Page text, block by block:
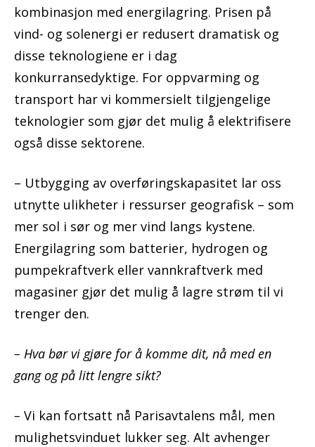
kombinasjon med energilagring. Prisen på
vind- og solenergi er redusert dramatisk og
disse teknologiene er i dag
konkurransedyktige. For oppvarming og
transport har vi kommersielt tilgjengelige
teknologier som gjør det mulig å elektrifisere
også disse sektorene.
– Utbygging av overføringskapasitet lar oss
utnytte ulikheter i ressurser geografisk – som
mer sol i sør og mer vind langs kystene.
Energilagring som batterier, hydrogen og
pumpekraftverk eller vannkraftverk med
magasiner gjør det mulig å lagre strøm til vi
trenger den.
– Hva bør vi gjøre for å komme dit, nå med en
gang og på litt lengre sikt?
– Vi kan fortsatt nå Parisavtalens mål, men
mulighetsvinduet lukker seg. Alt avhenger